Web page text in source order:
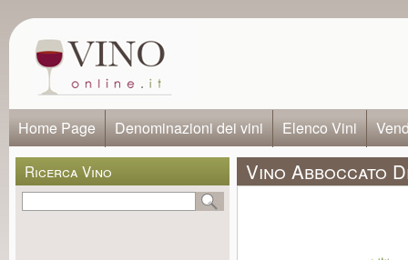
Home Page Denominazioni dei vini Elenco Vini
Ricerca Vino Vino Abboccato